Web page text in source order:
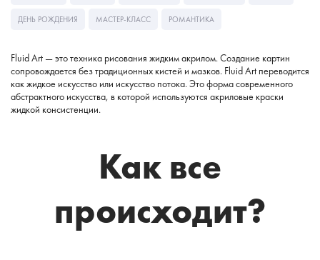
ДЕНЬ РОЖДЕНИЯ МАСТЕР-КЛАСС РОМАНТИКА
Fluid Art — это техника рисования жидким акрилом. Создание картин
сопровождается без традиционных кистей и мазков. Fluid Art переводится
как жидкое искусство или искусство потока. Это форма современного
абстрактного искусства, в которой используются акриловые краски
жидкой консистенции.
Как все
происходит?